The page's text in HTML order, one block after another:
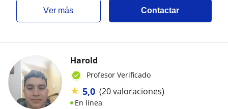
ver más Contactar
Harold
Profesor Verificado
★ 5,0 (20 valoraciones)
En línea